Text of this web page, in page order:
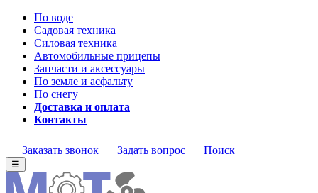
По воде
Садовая техника
Силовая техника
Автомобильные прицепы
Запчасти и аксессуары
По земле и асфальту
По снегу
Доставка и оплата
Контакты
Заказать звонок Задать вопрос Поиск
☰